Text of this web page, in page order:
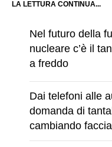
LA LETTURA CONTINUA...
Nel futuro della
nucleare c’è il
a freddo
Dai telefoni alle
domanda di
cambiando faccia